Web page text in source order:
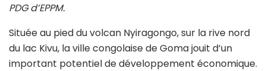
PDG d’EPPM.
Située au pied du volcan Nyiragongo, sur la rive nord
du lac Kivu, la ville congolaise de Goma jouit d’un
important potentiel de développement économique.